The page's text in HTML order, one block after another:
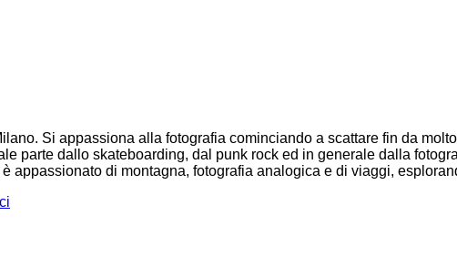
Si appassiona alla fotografia cominciando a scattare fin da
parte dallo skateboarding, dal punk rock ed in generale dalla
appassionato di montagna, fotografia analogica e di viaggi,